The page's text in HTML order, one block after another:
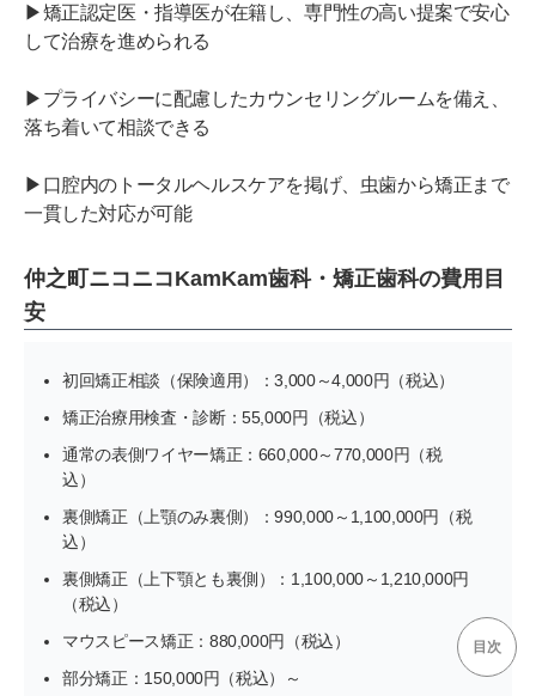
▶矯正認定医・指導医が在籍し、専門性の高い提案で安心
して治療を進められる
▶プライバシーに配慮したカウンセリングルームを備え、
落ち着いて相談できる
▶口腔内のトータルヘルスケアを掲げ、虫歯から矯正まで
一貫した対応が可能
仲之町ニコニコKamKam歯科・矯正歯科の費用目
安
初回矯正相談（保険適用）：3,000～4,000円（税込）
矯正治療用検査・診断：55,000円（税込）
通常の表側ワイヤー矯正：660,000～770,000円（税
込）
裏側矯正（上顎のみ裏側）：990,000～1,100,000円（税
込）
裏側矯正（上下顎とも裏側）：1,100,000～1,210,000円
（税込）
マウスピース矯正：880,000円（税込）
部分矯正：150,000円（税込）～
目次